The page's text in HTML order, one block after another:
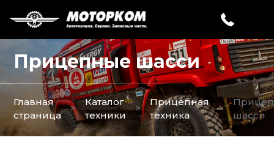
Прицепные шасси
Главная
страница
>
Каталог
техники
>
Прицепная
техника
>
шасси